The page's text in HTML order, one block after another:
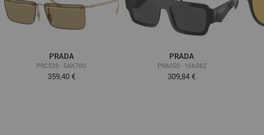
PRADA
PRC53S - 5AK70G
359,40 €
PRADA
PRA05S - 16K08Z
309,84 €